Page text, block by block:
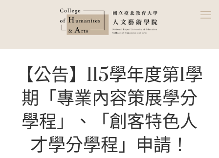
【公告】115學年度第1學
期「專業內容策展學分
學程」、「創客特色人
才學分學程」申請！